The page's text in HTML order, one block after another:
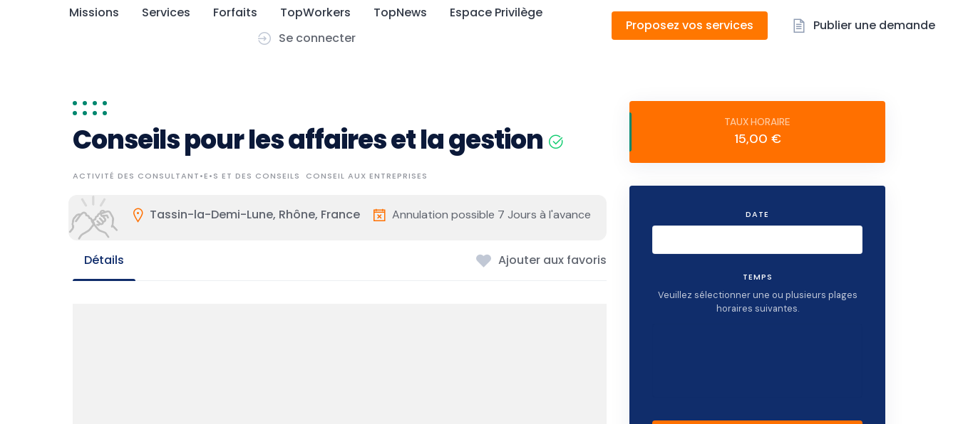
Missions Services Forfaits TopWorkers TopNews
Espace Privilège
Se connecter
Proposez vos services Publier une demande
Conseils pour les affaires et la gestion
ACTIVITÉ DES CONSULTANT•E•S ET DES CONSEILS CONSEIL AUX ENTREPRISES
Tassin-la-Demi-Lune, Rhône, France Annulation possible 7 Jours à l'avance
Détails Ajouter aux favoris
15,00 €
DATE
TEMPS
Veuillez sélectionner une ou plusieurs plages
horaires suivantes.